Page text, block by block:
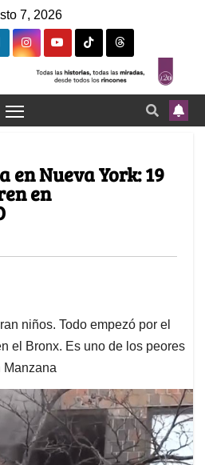
7, 2026
en Nueva York: 19
en
niños. Todo empezó por el
el Bronx. Es uno de los peores
Manzana